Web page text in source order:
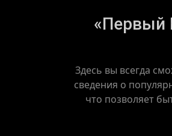
«Первый
Здесь вы всегда
сведения о
что позволяет